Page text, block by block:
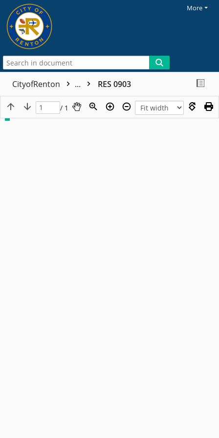
More
CityofRenton ... RES 0903
/ 1